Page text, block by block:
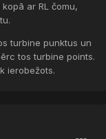
ar RL čomu,
turbine punktus un
tos turbine points.
ierobežots.